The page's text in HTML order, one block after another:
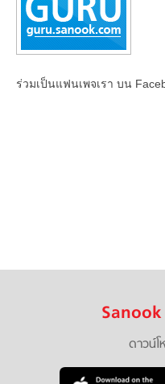
ร่วมเป็นแฟนเพจเรา บน
ดาวน์โ